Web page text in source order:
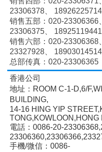
23306378、
销售五部：020-23306366、
23306375、
销售六部：020-23306368、
23327928、
总部传真：020-23306365
香港公司
地址：ROOM C-1-D,6/
BUILDING,
14-16 HING YIP
TONG,KOWLOON,HONG
電話：0086-20-
手機/微信：0086-